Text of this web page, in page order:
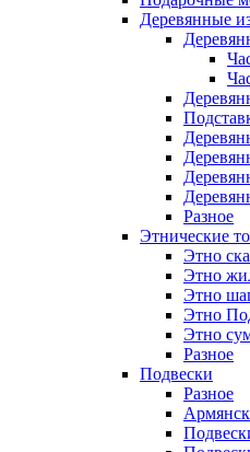
Деревянные
Разное
Этнические
Этно
Этно
Этно
Этно
Этно
Разное
Подвески
Разное